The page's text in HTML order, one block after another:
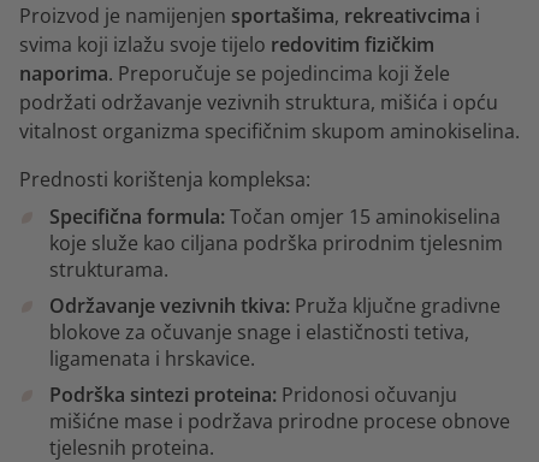
Proizvod je namijenjen sportašima, rekreativcima i
svima koji izlažu svoje tijelo redovitim fizičkim
naporima. Preporučuje se pojedincima koji žele
podržati održavanje vezivnih struktura, mišića i opću
vitalnost organizma specifičnim skupom aminokiselina.
Prednosti korištenja kompleksa:
Specifična formula: Točan omjer 15 aminokiselina
koje služe kao ciljana podrška prirodnim tjelesnim
strukturama.
Održavanje vezivnih tkiva: Pruža ključne gradivne
blokove za očuvanje snage i elastičnosti tetiva,
ligamenata i hrskavice.
Podrška sintezi proteina: Pridonosi očuvanju
mišićne mase i podržava prirodne procese obnove
tjelesnih proteina.